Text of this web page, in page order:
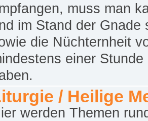
muss man
im Stand der Gnade
die Nüchternheit
einer Stunde
/ Heilige
werden Themen